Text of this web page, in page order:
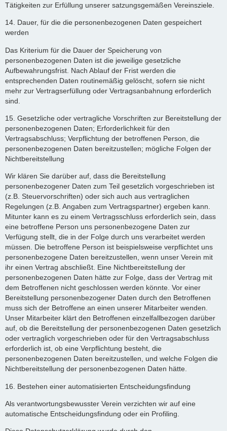
Tätigkeiten zur Erfüllung unserer satzungsgemäßen Vereinsziele.
14. Dauer, für die die personenbezogenen Daten gespeichert
werden
Das Kriterium für die Dauer der Speicherung von
personenbezogenen Daten ist die jeweilige gesetzliche
Aufbewahrungsfrist. Nach Ablauf der Frist werden die
entsprechenden Daten routinemäßig gelöscht, sofern sie nicht
mehr zur Vertragserfüllung oder Vertragsanbahnung erforderlich
sind.
15. Gesetzliche oder vertragliche Vorschriften zur Bereitstellung der
personenbezogenen Daten; Erforderlichkeit für den
Vertragsabschluss; Verpflichtung der betroffenen Person, die
personenbezogenen Daten bereitzustellen; mögliche Folgen der
Nichtbereitstellung
Wir klären Sie darüber auf, dass die Bereitstellung
personenbezogener Daten zum Teil gesetzlich vorgeschrieben ist
(z.B. Steuervorschriften) oder sich auch aus vertraglichen
Regelungen (z.B. Angaben zum Vertragspartner) ergeben kann.
Mitunter kann es zu einem Vertragsschluss erforderlich sein, dass
eine betroffene Person uns personenbezogene Daten zur
Verfügung stellt, die in der Folge durch uns verarbeitet werden
müssen. Die betroffene Person ist beispielsweise verpflichtet uns
personenbezogene Daten bereitzustellen, wenn unser Verein mit
ihr einen Vertrag abschließt. Eine Nichtbereitstellung der
personenbezogenen Daten hätte zur Folge, dass der Vertrag mit
dem Betroffenen nicht geschlossen werden könnte. Vor einer
Bereitstellung personenbezogener Daten durch den Betroffenen
muss sich der Betroffene an einen unserer Mitarbeiter wenden.
Unser Mitarbeiter klärt den Betroffenen einzelfallbezogen darüber
auf, ob die Bereitstellung der personenbezogenen Daten gesetzlich
oder vertraglich vorgeschrieben oder für den Vertragsabschluss
erforderlich ist, ob eine Verpflichtung besteht, die
personenbezogenen Daten bereitzustellen, und welche Folgen die
Nichtbereitstellung der personenbezogenen Daten hätte.
16. Bestehen einer automatisierten Entscheidungsfindung
Als verantwortungsbewusster Verein verzichten wir auf eine
automatische Entscheidungsfindung oder ein Profiling.